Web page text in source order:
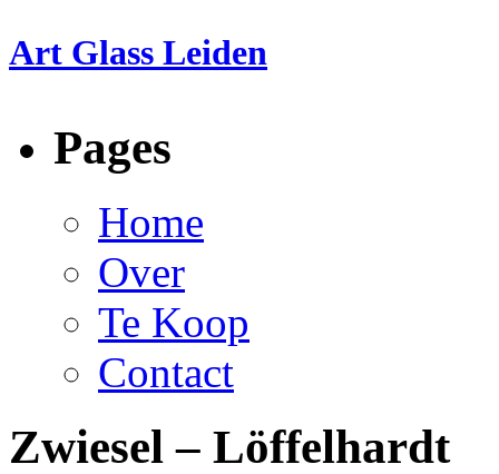
Art Glass Leiden
Pages
Home
Over
Te Koop
Contact
Zwiesel – Löffelhardt